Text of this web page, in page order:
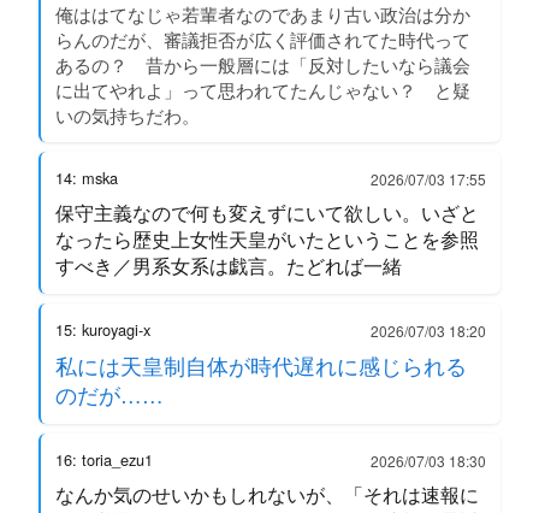
俺ははてなじゃ若輩者なのであまり古い政治は分か
らんのだが、審議拒否が広く評価されてた時代って
あるの？ 昔から一般層には「反対したいなら議会
に出てやれよ」って思われてたんじゃない？ と疑
いの気持ちだわ。
14: mska 2026/07/03 17:55
保守主義なので何も変えずにいて欲しい。いざと
なったら歴史上女性天皇がいたということを参照
すべき／男系女系は戯言。たどれば一緒
15: kuroyagi-x 2026/07/03 18:20
私には天皇制自体が時代遅れに感じられる
のだが……
16: toria_ezu1 2026/07/03 18:30
なんか気のせいかもしれないが、「それは速報に